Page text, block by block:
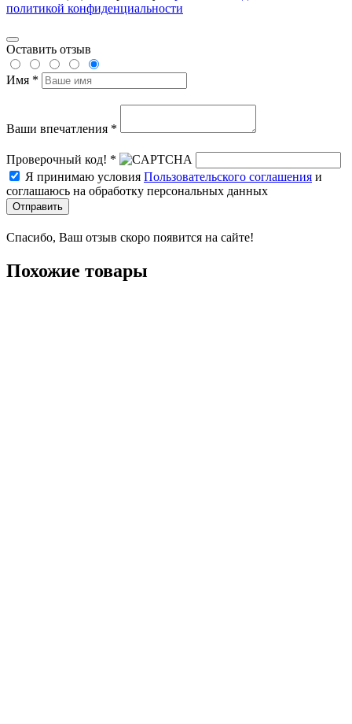
политикой конфиденциальности
Оставить отзыв
Имя *
Ваши впечатления *
Проверочный код! *
Я принимаю условия Пользовательского соглашения и
соглашаюсь на обработку персональных данных
Отправить
Спасибо, Ваш отзыв скоро появится на сайте!
Похожие товары